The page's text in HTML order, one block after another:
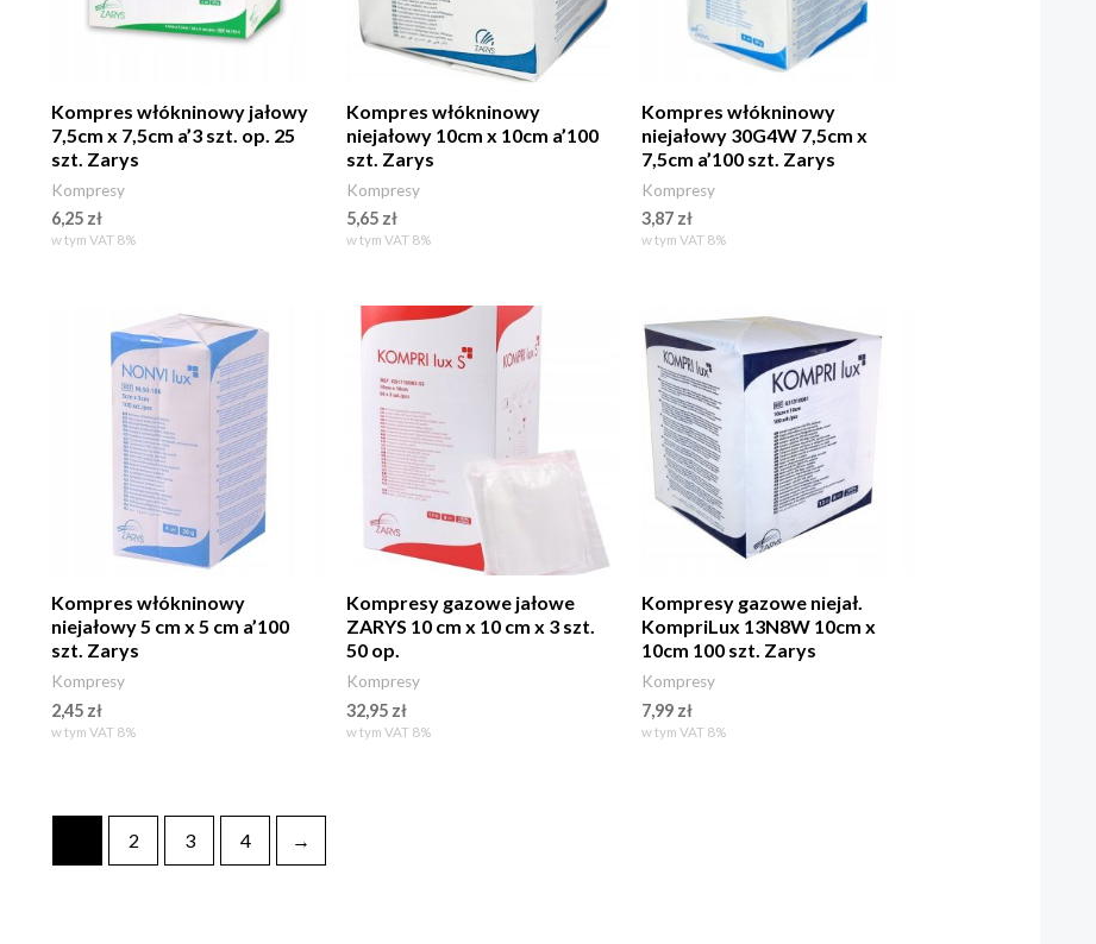
Kompres włókninowy jałowy
7,5cm x 7,5cm a’3 szt. op. 25
szt. Zarys
Kompresy
6,25 zł
w tym VAT 8%
Kompres włókninowy
niejałowy 10cm x 10cm a’100
szt. Zarys
Kompresy
5,65 zł
w tym VAT 8%
Kompres włókninowy
niejałowy 30G4W 7,5cm x
7,5cm a’100 szt. Zarys
Kompresy
3,87 zł
w tym VAT 8%
Kompres włókninowy
niejałowy 5 cm x 5 cm a’100
szt. Zarys
Kompresy
2,45 zł
w tym VAT 8%
Kompresy gazowe jałowe
ZARYS 10 cm x 10 cm x 3 szt.
50 op.
Kompresy
32,95 zł
w tym VAT 8%
Kompresy gazowe niejał.
KompriLux 13N8W 10cm x
10cm 100 szt. Zarys
Kompresy
7,99 zł
w tym VAT 8%
2 3 4 →